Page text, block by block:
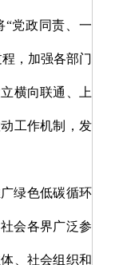
“党政同责、一
，加强各部门
横向联通、上
工作机制，发
绿色低碳循环
会各界广泛参
、社会组织和